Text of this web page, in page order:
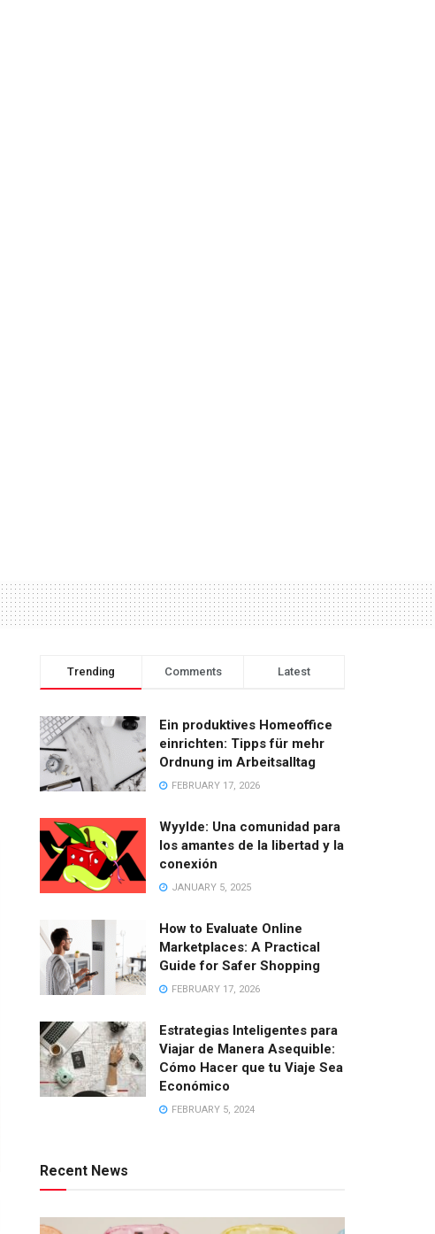
Trending Comments Latest
Ein produktives Homeoffice
einrichten: Tipps für mehr
Ordnung im Arbeitsalltag
FEBRUARY 17, 2026
Wyylde: Una comunidad para
los amantes de la libertad y la
conexión
JANUARY 5, 2025
How to Evaluate Online
Marketplaces: A Practical
Guide for Safer Shopping
FEBRUARY 17, 2026
Estrategias Inteligentes para
Viajar de Manera Asequible:
Cómo Hacer que tu Viaje Sea
Económico
FEBRUARY 5, 2024
Recent News